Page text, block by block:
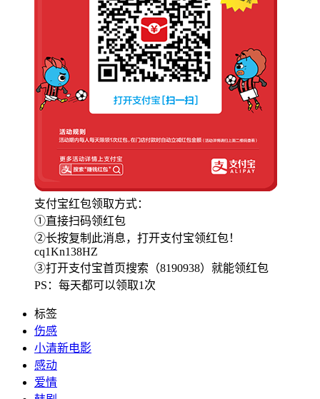
支付宝红包领取方式：
①直接扫码领红包
②长按复制此消息，打开支付宝领红包！
cq1Kn138HZ
③打开支付宝首页搜索（8190938）就能领红包
PS：每天都可以领取1次
标签
伤感
小清新电影
感动
爱情